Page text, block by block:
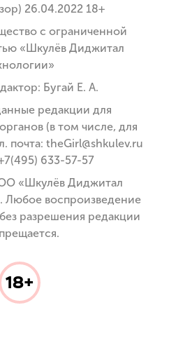
26.04.2022 18+
с ограниченной
«Шкулёв Диджитал
Бугай Е. А.
редакции для
(в том числе, для
почта: theGirl@shkulev.ru
633-57-57
«Шкулёв Диджитал
Любое воспроизведение
разрешения редакции
18+